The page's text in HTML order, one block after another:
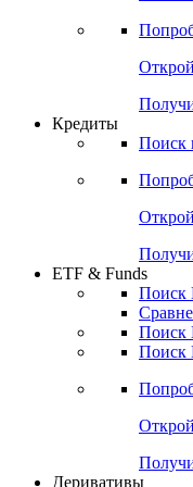
Поиск
Кредиты
Поиск
ETF & Funds
Поиск
Поиск